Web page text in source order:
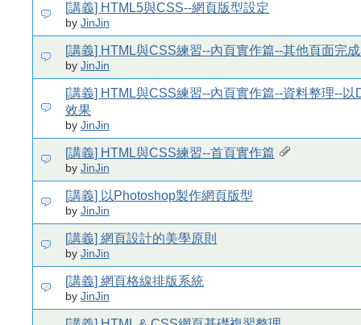
[講義] HTML5與CSS--網頁版型設定
by JinJin
[講義] HTML與CSS練習--內頁實作篇--其他頁面完
by JinJin
[講義] HTML與CSS練習--內頁實作篇--資料整理--以
效果
by JinJin
[講義] HTML與CSS練習--首頁實作篇
by JinJin
[講義] 以Photoshop製作網頁版型
by JinJin
[講義] 網頁設計的美學原則
by JinJin
[講義] 網頁格線排版系統
by JinJin